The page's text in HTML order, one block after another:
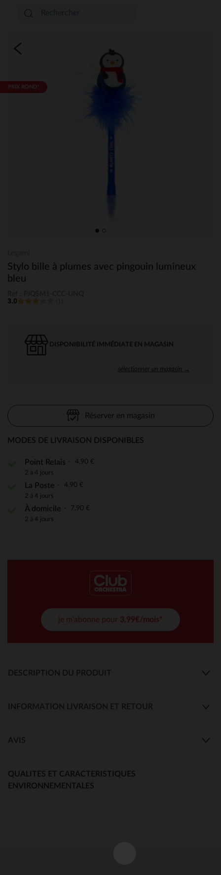
PRIX ROND*
Stylo bille à plumes avec pingouin lumineux
bleu
3.0
DISPONIBILITÉ IMMÉDIATE EN MAGASIN
sélectionner un magasin →
Réserver en magasin
MODES DE LIVRAISON DISPONIBLES
Point Relais 4,90 €
2 à 4 jours
La Poste 4,90 €
2 à 4 jours
À domicile 7,90 €
2 à 4 jours
je m'abonne pour 3,99€/mois*
DESCRIPTION DU PRODUIT
INFORMATION LIVRAISON ET RETOUR
AVIS
QUALITES ET CARACTERISTIQUES
ENVIRONNEMENTALES